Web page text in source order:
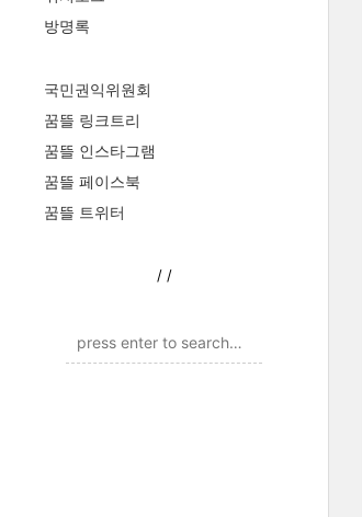
방명록
국민권익위원회
꿈뜰 링크트리
꿈뜰 인스타그램
꿈뜰 페이스북
꿈뜰 트위터
/ /